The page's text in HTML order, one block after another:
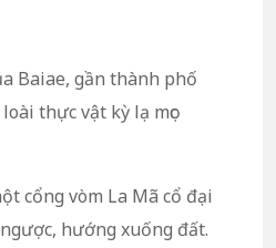
Baiae, gần thành phố
thực vật kỳ lạ mọc
cổng vòm La Mã cổ đại
ngược, hướng xuống đất.